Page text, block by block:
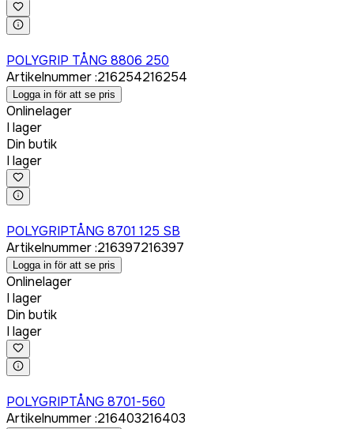
POLYGRIP TÅNG 8806 250
Artikelnummer:216254216254
Logga in för att se pris
Onlinelager
I lager
Din butik
I lager
POLYGRIPTÅNG 8701 125 SB
Artikelnummer:216397216397
Logga in för att se pris
Onlinelager
I lager
Din butik
I lager
POLYGRIPTÅNG 8701-560
Artikelnummer:216403216403